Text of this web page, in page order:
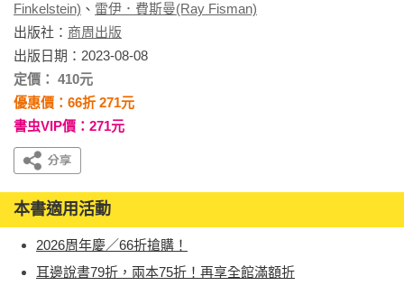
Finkelstein) 、 雷伊．費斯曼(Ray Fisman)
出版社： 商周出版
出版日期：2023-08-08
定價： 410元
優惠價：66折 271元
書虫VIP價：271元
本書適用活動
2026周年慶／66折搶購！
耳邊說書79折，兩本75折！再享全館滿額折